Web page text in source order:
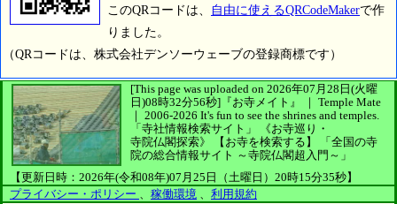
このQRコードは、
自由に使えるQRCodeMakerで作
りました。
（QRコードは、株式会社デンソーウェーブの登録商標です）
[This page was uploaded on 2026年07月28日(火曜
日)08時32分56秒] 『お寺メイト』 ｜ Temple Mate
｜ 2006-2026 It's fun to see the shrines and temples.
「寺社情報検索サイト」
《お寺巡り・
寺院仏閣探索》
【お寺を検索する】
「全国の寺
院の総合情報サイト ～寺院仏閣超入門～」
【更新日時：2026年(令和08年)07月25日（土曜日）20時15分35秒】
プライバシー・ポリシー 、 稼働環境 、 利用規約